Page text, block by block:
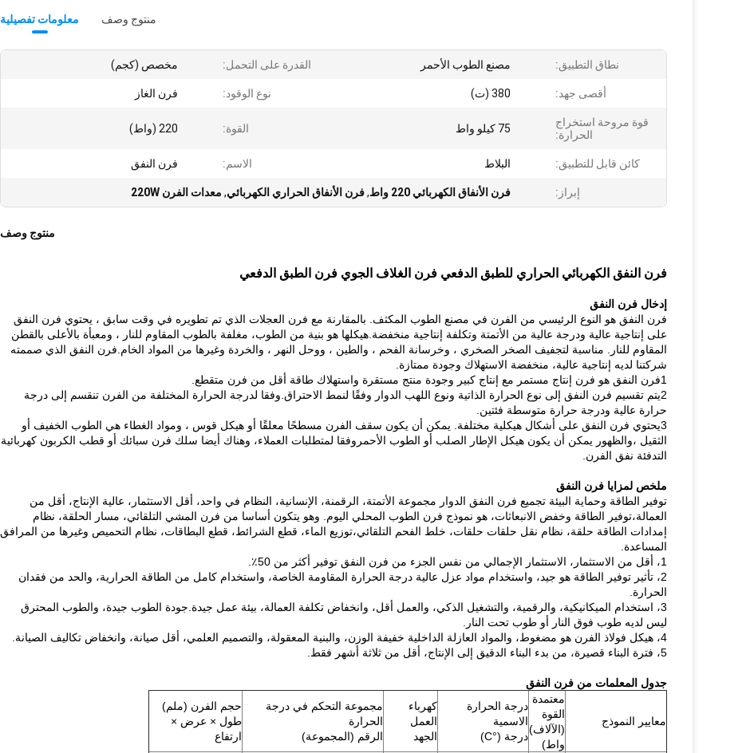
معلومات تفصيلية منتوج وصف
نطاق التطبيق: مصنع الطوب الأحمر القدرة على التحمل: مخصص (كجم)
أقصى جهد: 380 (ت) نوع الوقود: فرن الغاز
قوة مروحة استخراج
الحرارة:
75 كيلو واط القوة: 220 (واط)
كائن قابل للتطبيق: البلاط الاسم: فرن النفق
إبراز: فرن الأنفاق الكهربائي 220 واط ,فرن الأنفاق الحراري الكهربائي, معدات الفرن 220W
منتوج وصف
فرن النفق الكهربائي الحراري للطبق الدفعي فرن الغلاف الجوي فرن الطبق الدفعي
إدخال فرن النفق
فرن النفق هو النوع الرئيسي من الفرن في مصنع الطوب المكثف. بالمقارنة مع فرن العجلات الذي تم تطويره في وقت سابق ، يحتوي فرن النفق
على إنتاجية عالية ودرجة عالية من الأتمتة وتكلفة إنتاجية منخفضة.هيكلها هو بنية من الطوب، مغلفة بالطوب المقاوم للنار ، ومعبأة بالأعلى بالقطن
المقاوم للنار. مناسبة لتجفيف الصخر الصخري ، وخرسانة الفحم ، والطين ، ووحل النهر ، والخردة وغيرها من المواد الخام.فرن النفق الذي صممته
شركتنا لديه إنتاجية عالية، منخفضة الاستهلاك وجودة ممتازة.
1فرن النفق هو فرن إنتاج مستمر مع إنتاج كبير وجودة منتج مستقرة واستهلاك طاقة أقل من فرن متقطع.
2يتم تقسيم فرن النفق إلى نوع الحرارة الذاتية ونوع اللهب الدوار وفقًا لنمط الاحتراق.وفقا لدرجة الحرارة المختلفة من الفرن تنقسم إلى درجة
حرارة عالية ودرجة حرارة متوسطة فئتين.
3يحتوي فرن النفق على أشكال هيكلية مختلفة. يمكن أن يكون سقف الفرن مسطحًا معلقًا أو هيكل قوس ، ومواد الغطاء هي الطوب الخفيف أو
الثقيل ،والظهور يمكن أن يكون هيكل الإطار الصلب أو الطوب الأحمروفقا لمتطلبات العملاء، وهناك أيضا سلك فرن سبائك أو قطب الكربون كهربائية
التدفئة نفق الفرن.
ملخص لمزايا فرن النفق
توفير الطاقة وحماية البيئة تجميع فرن النفق الدوار مجموعة الأتمتة، الرقمنة، الإنسانية، النظام في واحد، أقل الاستثمار، عالية الإنتاج، أقل من
العمالة،توفير الطاقة وخفض الانبعاثات، هو نموذج فرن الطوب المحلي اليوم. وهو يتكون أساسا من فرن المشي التلقائي، مسار الحلقة، نظام
إمدادات الطاقة حلقة، نظام نقل حلقات حلقات، خلط الفحم التلقائي،توزيع الماء، قطع الشرائط، قطع البطاقات، نظام التحميص وغيرها من المرافق
المساعدة.
1، أقل من الاستثمار، الاستثمار الإجمالي من نفس الجزء من فرن النفق توفير أكثر من 50٪.
2، تأثير توفير الطاقة هو جيد، واستخدام مواد عزل عالية درجة الحرارة المقاومة الخاصة، واستخدام كامل من الطاقة الحرارية، والحد من فقدان
الحرارة.
3، استخدام الميكانيكية، والرقمية، والتشغيل الذكي، والعمل أقل، وانخفاض تكلفة العمالة، بيئة عمل جيدة.جودة الطوب جيدة، والطوب المحترق
ليس لديه طوب فوق النار أو طوب تحت النار.
4، هيكل فولاذ الفرن هو مضغوط، والمواد العازلة الداخلية خفيفة الوزن، والبنية المعقولة، والتصميم العلمي، أقل صيانة، وانخفاض تكاليف الصيانة.
5، فترة البناء قصيرة، من بدء البناء الدقيق إلى الإنتاج، أقل من ثلاثة أشهر فقط.
جدول المعلمات من فرن النفق
معايير النموذج
معتمدة
القوة
(الآلاف)
واط)
درجة الحرارة
الاسمية
درجة (°C)
كهرباء
العمل
الجهد
مجموعة التحكم في درجة
الحرارة
الرقم (المجموعة)
حجم الفرن (ملم)
طول × عرض ×
ارتفاع